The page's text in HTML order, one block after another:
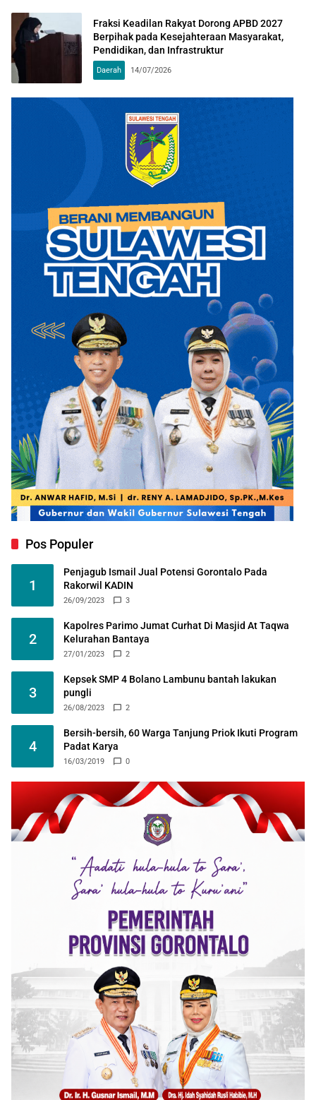
Fraksi Keadilan Rakyat Dorong APBD 2027
Berpihak pada Kesejahteraan Masyarakat,
Pendidikan, dan Infrastruktur
Daerah 14/07/2026
Pos Populer
1
Penjagub Ismail Jual Potensi Gorontalo Pada
Rakorwil KADIN
26/09/2023 3
2
Kapolres Parimo Jumat Curhat Di Masjid At Taqwa
Kelurahan Bantaya
27/01/2023 2
3
Kepsek SMP 4 Bolano Lambunu bantah lakukan
pungli
26/08/2023 2
4
Bersih-bersih, 60 Warga Tanjung Priok Ikuti Program
Padat Karya
16/03/2019 0